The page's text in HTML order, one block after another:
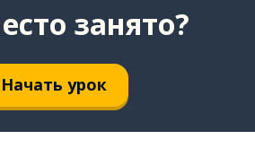
занято?
Начать урок